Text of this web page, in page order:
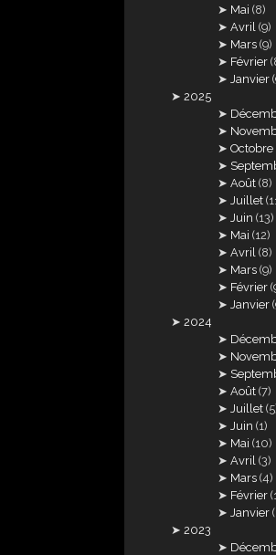
Mai (8)
Avril (9)
Mars (9)
Février
Janvier
2025
Octobre
Août (8)
Juillet
Juin (13)
Mai (12)
Avril (8)
Mars (9)
Février
Janvier
2024
Août (7)
Juillet
Juin (1)
Mai (10)
Avril (3)
Mars (4)
Février
Janvier
2023